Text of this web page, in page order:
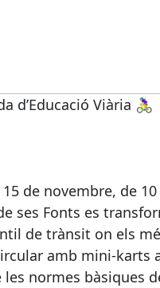
d’Educació Viària 🚴‍♀️
de novembre, de
ses Fonts es
de trànsit on els
amb mini-karts
les normes bàsiques